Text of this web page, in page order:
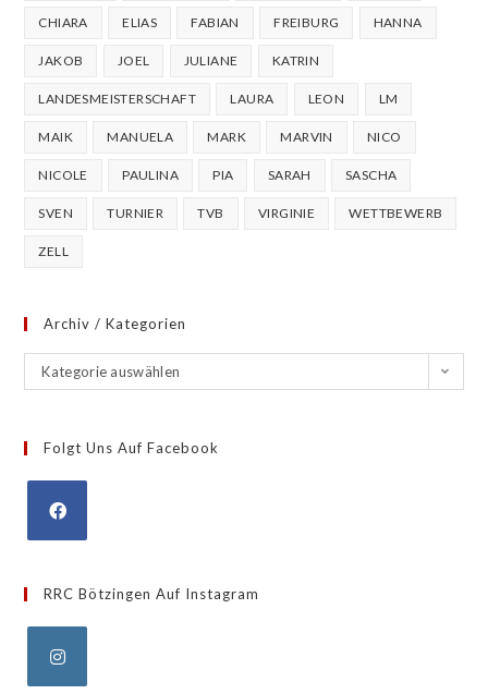
CHIARA ELIAS FABIAN FREIBURG HANNA
JAKOB JOEL JULIANE KATRIN
LANDESMEISTERSCHAFT LAURA LEON LM
MAIK MANUELA MARK MARVIN NICO
NICOLE PAULINA PIA SARAH SASCHA
SVEN TURNIER TVB VIRGINIE WETTBEWERB
ZELL
Archiv / Kategorien
Kategorie auswählen
Folgt Uns Auf Facebook
RRC Bötzingen Auf Instagram